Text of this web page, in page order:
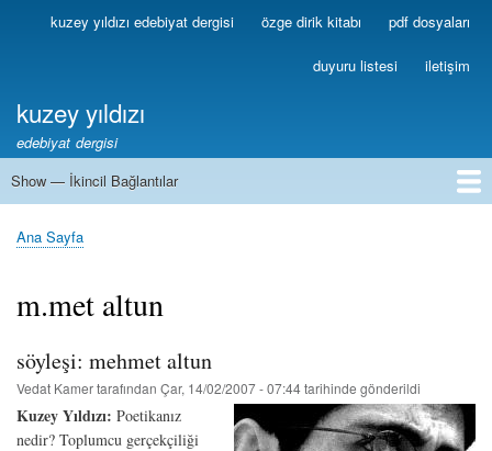
Ana
içeriğe
Birincilkuzey yıldızı edebiyat dergisi özge dirik kitabı pdf dosyaları
duyuru listesi iletişim
kuzey yıldızı
edebiyat dergisi
İkincil
Show — İkincil Bağlantılar
1
2
3
4
5
6
7
8
9
10
11
12
13
Sayfa
Ana Sayfa
m.met altun
söyleşi: mehmet altun
Vedat Kamertarafından Çar, 14/02/2007 - 07:44tarihinde gönderildi
Kuzey Yıldızı: Poetikanız
nedir? Toplumcu gerçekçiliği